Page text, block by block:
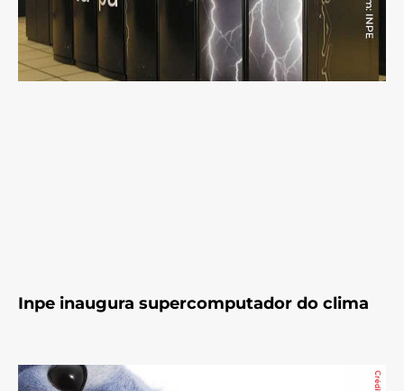
Inpe inaugura supercomputador do clima